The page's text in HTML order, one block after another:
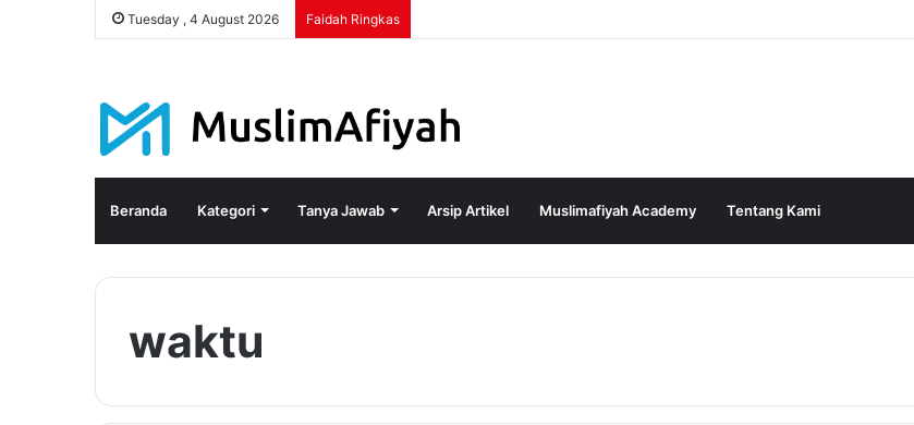
Tuesday , 4 August 2026 Faidah Ringkas
Beranda Kategori Tanya Jawab Arsip Artikel Muslimafiyah Academy Tentang Kami
waktu